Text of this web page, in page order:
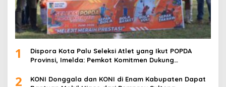
1
Dispora Kota Palu Seleksi Atlet yang Ikut POPDA
Provinsi, Imelda: Pemkot Komitmen Dukung
2
KONI Donggala dan KONI di Enam Kabupaten Dapat